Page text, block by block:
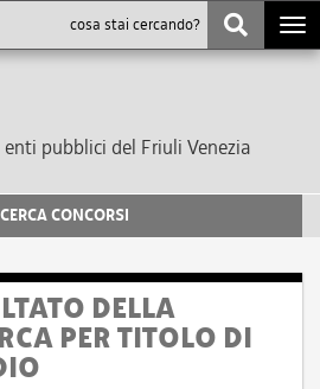
pubblici del Friuli Venezia
CERCA CONCORSI
DELLA
PER TITOLO DI